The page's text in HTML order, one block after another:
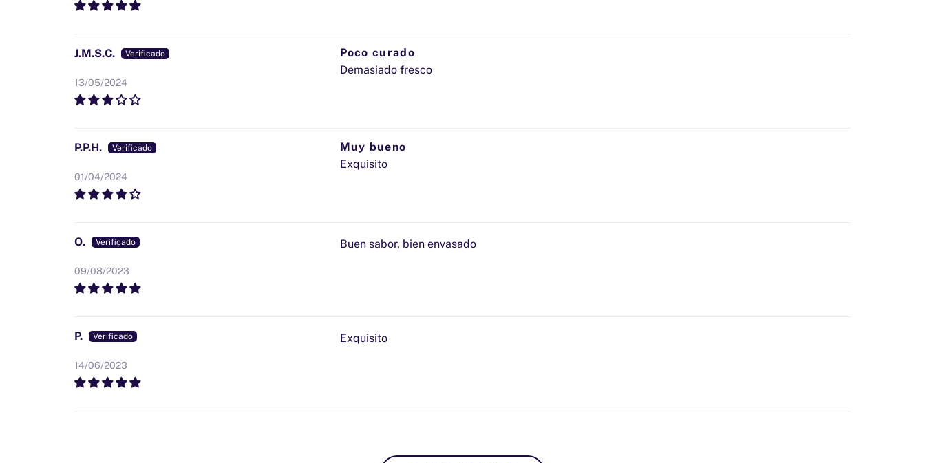
13/05/2024
J.M.S.C.
Poco curado
Demasiado fresco
01/04/2024
P.P.H.
Muy bueno
Exquisito
09/08/2023
O. Buen sabor, bien envasado
14/06/2023
P. Exquisito